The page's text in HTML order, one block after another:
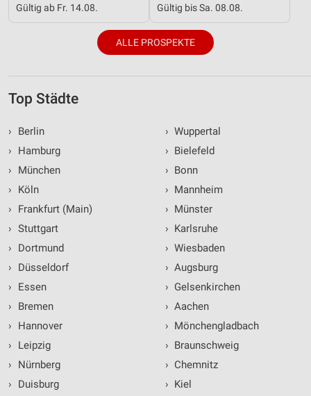
Gültig ab Fr. 14.08. Gültig bis Sa. 08.08.
ALLE PROSPEKTE
Top Städte
›
Berlin
›
Hamburg
›
München
›
Köln
›
Frankfurt (Main)
› Stuttgart
›
Dortmund
›
Düsseldorf
›
Essen
›
Bremen
›
Hannover
›
Leipzig
›
Nürnberg
›
Duisburg
› Wuppertal
› Bielefeld
› Bonn
› Mannheim
› Münster
› Karlsruhe
› Wiesbaden
› Augsburg
› Gelsenkirchen
› Aachen
› Mönchengladbach
› Braunschweig
› Chemnitz
› Kiel